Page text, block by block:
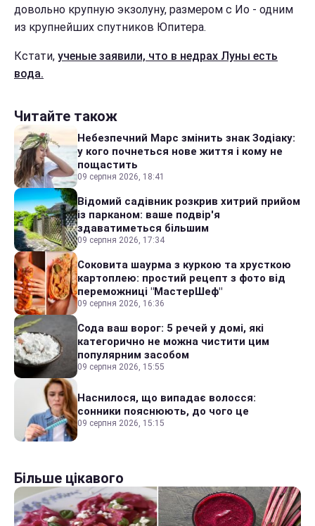
довольно крупную экзолуну, размером с Ио - одним
из крупнейших спутников Юпитера.
Кстати, ученые заявили, что в недрах Луны есть
вода.
Читайте також
Небезпечний Марс змінить знак Зодіаку:
у кого почнеться нове життя і кому не
пощастить
09 серпня 2026, 18:41
Відомий садівник розкрив хитрий прийом
із парканом: ваше подвір'я
здаватиметься більшим
09 серпня 2026, 17:34
Соковита шаурма з куркою та хрусткою
картоплею: простий рецепт з фото від
переможниці "МастерШеф"
09 серпня 2026, 16:36
Сода ваш ворог: 5 речей у домі, які
категорично не можна чистити цим
популярним засобом
09 серпня 2026, 15:55
Наснилося, що випадає волосся:
сонники пояснюють, до чого це
09 серпня 2026, 15:15
Більше цікавого